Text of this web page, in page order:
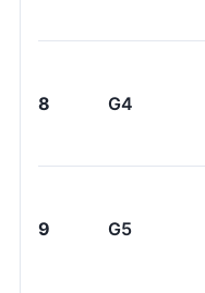
8 G4
9 G5